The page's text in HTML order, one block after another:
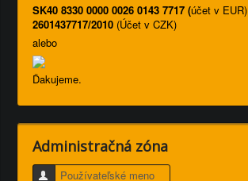
SK40 8330 0000 0026 0143 7717 (účet v EUR)
2601437717/2010 (Účet v CZK)
alebo
Ďakujeme.
Administračná zóna
Používateľské meno